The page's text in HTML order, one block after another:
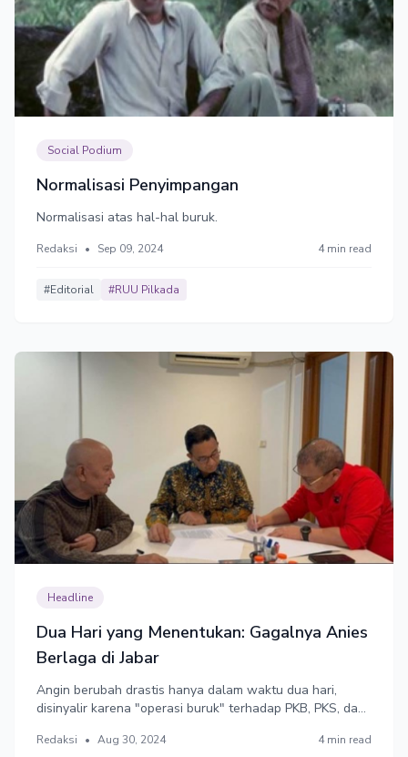
Social Podium
Normalisasi Penyimpangan
Normalisasi atas hal-hal buruk.
Redaksi • Sep 09, 2024 4 min read
#Editorial #RUU Pilkada
Headline
Dua Hari yang Menentukan: Gagalnya Anies
Berlaga di Jabar
Angin berubah drastis hanya dalam waktu dua hari,
disinyalir karena "operasi buruk" terhadap PKB, PKS, dan
Redaksi • Aug 30, 2024 4 min read